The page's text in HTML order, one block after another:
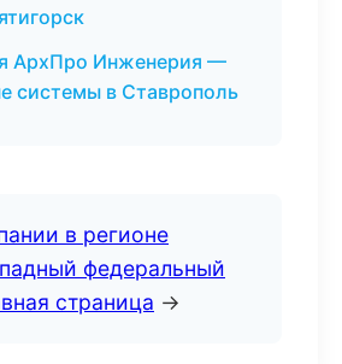
АрхПро Инженерия —
системы в Ставрополь
в регионе
федеральный
страница →